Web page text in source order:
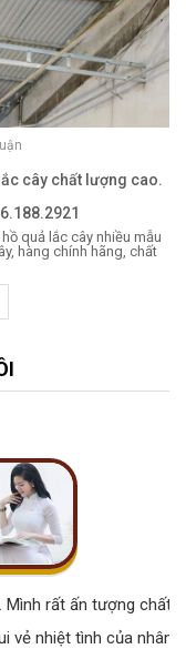
cây chất lượng cao.
quả lắc cây nhiều mẫu
hàng chính hãng, chất
rất ấn tượng chất
vẻ nhiệt tình của nhân